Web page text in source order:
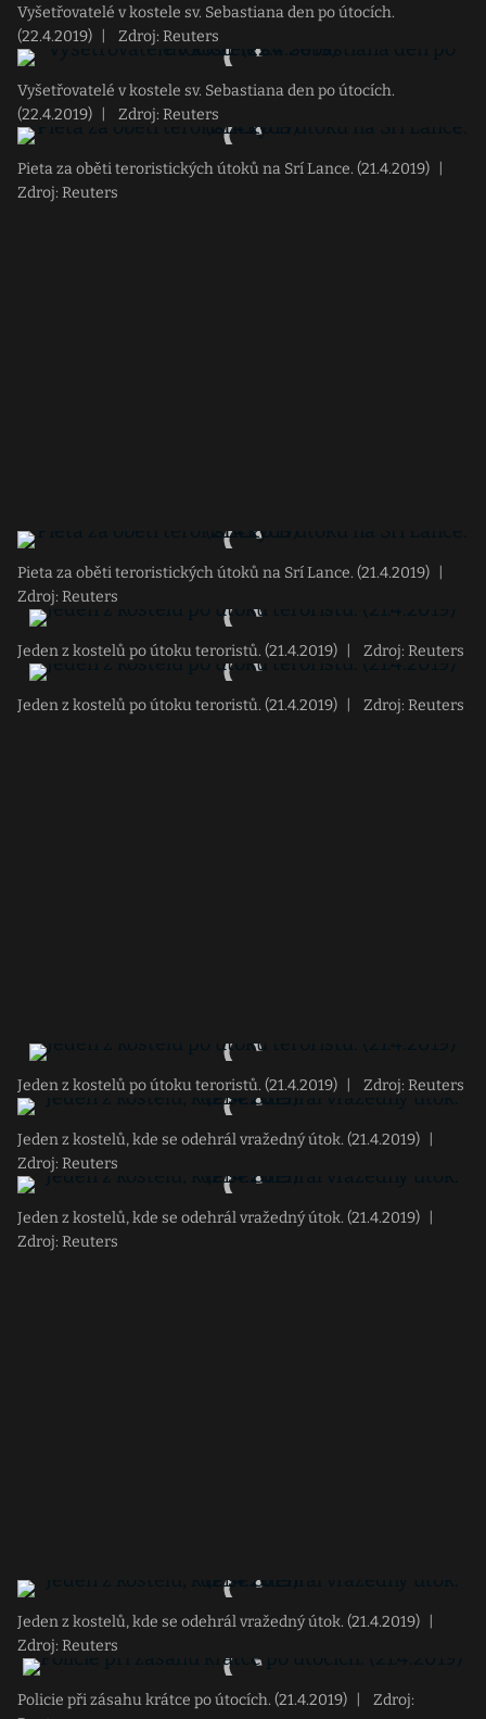
Vyšetřovatelé v kostele sv. Sebastiana den po útocích.
(22.4.2019)
Zdroj: Reuters
Vyšetřovatelé v kostele sv. Sebastiana den po útocích.
(22.4.2019)
Zdroj: Reuters
Pieta za oběti teroristických útoků na Srí Lance. (21.4.2019)
Zdroj: Reuters
Pieta za oběti teroristických útoků na Srí Lance. (21.4.2019)
Zdroj: Reuters
Jeden z kostelů po útoku teroristů. (21.4.2019) Zdroj: Reuters
Jeden z kostelů po útoku teroristů. (21.4.2019) Zdroj: Reuters
Jeden z kostelů po útoku teroristů. (21.4.2019) Zdroj: Reuters
Jeden z kostelů, kde se odehrál vražedný útok. (21.4.2019)
Zdroj: Reuters
Jeden z kostelů, kde se odehrál vražedný útok. (21.4.2019)
Zdroj: Reuters
Jeden z kostelů, kde se odehrál vražedný útok. (21.4.2019)
Zdroj: Reuters
Policie při zásahu krátce po útocích. (21.4.2019)
Zdroj: